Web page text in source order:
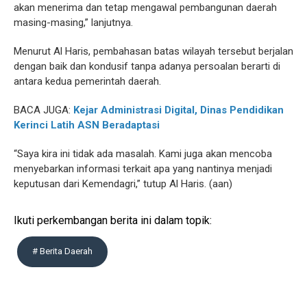
akan menerima dan tetap mengawal pembangunan daerah
masing-masing,” lanjutnya.
Menurut Al Haris, pembahasan batas wilayah tersebut berjalan
dengan baik dan kondusif tanpa adanya persoalan berarti di
antara kedua pemerintah daerah.
BACA JUGA: Kejar Administrasi Digital, Dinas Pendidikan
Kerinci Latih ASN Beradaptasi
“Saya kira ini tidak ada masalah. Kami juga akan mencoba
menyebarkan informasi terkait apa yang nantinya menjadi
keputusan dari Kemendagri,” tutup Al Haris. (aan)
Ikuti perkembangan berita ini dalam topik:
# Berita Daerah